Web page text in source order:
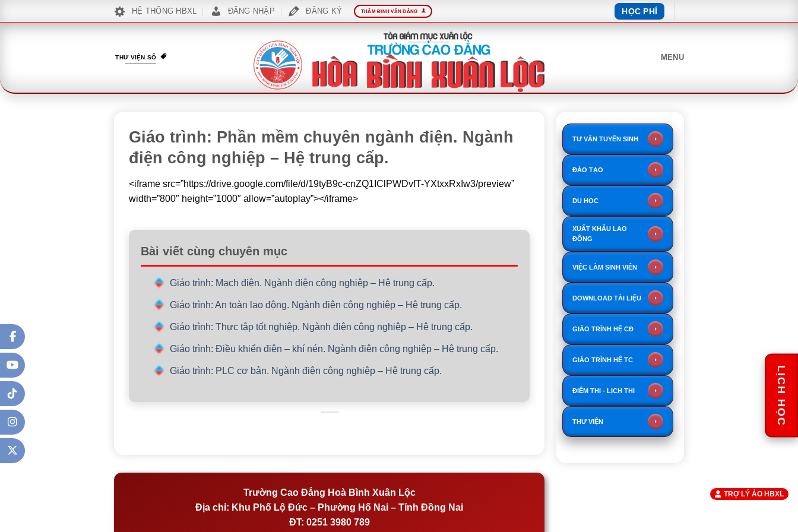
qua
HỆ THỐNG HBXL ĐĂNG NHẬP ĐĂNG KÝ THẨM ĐỊNH VĂN BẰNG HỌC PHÍ
THƯ VIỆN SỐ MENU
Giáo trình: Phần mềm chuyên ngành điện. Ngành
điện công nghiệp – Hệ trung cấp.
<iframe src=”https://drive.google.com/file/d/19tyB9c-cnZQ1IClPWDvfT-YXtxxRxIw3/preview”
width=”800″ height=”1000″ allow=”autoplay”></iframe>
Bài viết cùng chuyên mục
Giáo trình: Mạch điện. Ngành điện công nghiệp – Hệ trung cấp.
Giáo trình: An toàn lao động. Ngành điện công nghiệp – Hệ trung cấp.
Giáo trình: Thực tập tốt nghiệp. Ngành điện công nghiệp – Hệ trung cấp.
Giáo trình: Điều khiển điện – khí nén. Ngành điện công nghiệp – Hệ trung cấp.
Giáo trình: PLC cơ bản. Ngành điện công nghiệp – Hệ trung cấp.
Trường Cao Đẳng Hoà Bình Xuân Lộc
Địa chỉ: Khu Phố Lộ Đức – Phường Hố Nai – Tỉnh Đồng Nai
ĐT: 0251 3980 789
TƯ VẤN TUYỂN SINH
ĐÀO TẠO
DU HỌC
XUẤT KHẨU LAO
ĐỘNG
VIỆC LÀM SINH VIÊN
DOWNLOAD TÀI LIỆU
GIÁO TRÌNH HỆ CĐ
GIÁO TRÌNH HỆ TC
ĐIỂM THI - LỊCH THI
THƯ VIỆN LỊCH HỌC
TRỢ LÝ ẢO HBXL